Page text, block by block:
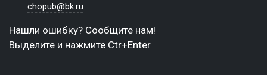
chopub@bk.ru
Нашли ошибку? Сообщите нам!
Выделите и нажмите Ctr+Enter